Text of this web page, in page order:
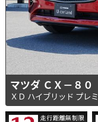
マツダ ＣＸ－８０
ＸＤ ハイブリッド プレ